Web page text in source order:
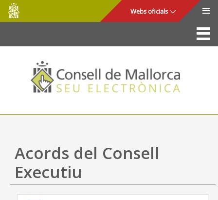
Salta al contingut principal
Consell
de
Mallorca
Webs oficials
La Seu
Consell de Mallorca
Accés i seguretat
Utilitats
Ajuda
Acords del Consell
Executiu